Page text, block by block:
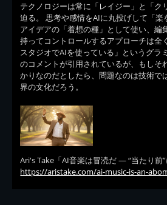
テクノロジーは常に「レイジー」と「ク
迫る。 思考や感情をAIに丸投げして「楽
アイデアの「着想の種」として使い、編
持ってコントロールするアプローチは全
スタジオでAIを使っている」というグラ
のコメントが引用されているが、もしそ
かりなのだとしたら、問題なのは技術で
界の文化だろう。
Ari's Take「AI音楽は冒涜だ — “当たり前”
https://aristake.com/ai-music-is-an-